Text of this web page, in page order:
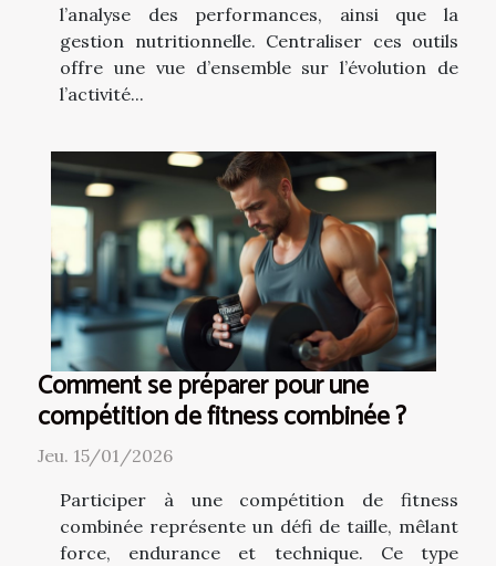
l’analyse des performances, ainsi que la
gestion nutritionnelle. Centraliser ces outils
offre une vue d’ensemble sur l’évolution de
l’activité...
Comment se préparer pour une
compétition de fitness combinée ?
Jeu. 15/01/2026
Participer à une compétition de fitness
combinée représente un défi de taille, mêlant
force, endurance et technique. Ce type